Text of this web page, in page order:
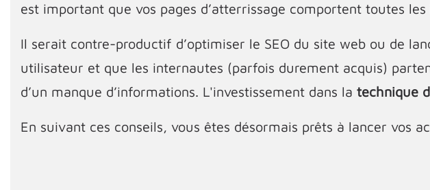
est important que vos pages d’atterrissage comportent toutes
Il serait contre-productif d’optimiser le SEO du site web ou de
utilisateur et que les internautes (parfois durement acquis)
d’un manque d’informations. L'investissement dans la technique
En suivant ces conseils, vous êtes désormais prêts à lancer vos